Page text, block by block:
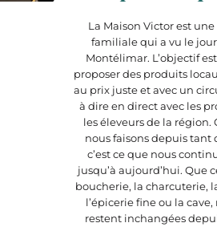
La Maison Victor est
familiale qui a vu le jour
Montélimar. L’objectif
proposer des produits
au prix juste et avec un
à dire en direct avec les
les éleveurs de la région.
nous faisons depuis tant
c’est ce que nous
jusqu’à aujourd’hui. Que
boucherie, la charcuterie,
l’épicerie fine ou la cave,
restent inchangées